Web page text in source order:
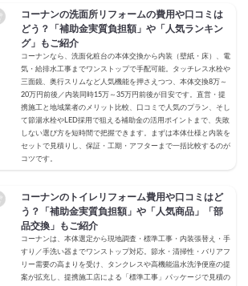
コーナンの洗面所リフォームの費用や口コミは
どう？「補助金実質負担額」や「人気ランキン
グ」もご紹介
コーナンなら、洗面化粧台の本体交換から内装（壁紙・床）、電
気・給排水工事までワンストップで手配可能。タッチレス水栓や
三面鏡、奥行スリムなど人気機能を押さえつつ、本体交換8万～
20万円前後／内装同時15万～35万円前後が目安です。直営・提
携施工と地域業者のメリット比較、口コミで人気のプラン、そし
て節湯水栓やLED採用で狙える補助金の活用ポイントまで、失敗
しない選び方を短時間で把握できます。まずは本体仕様と内装を
セットで見積りし、保証・工期・アフターまで一括比較するのが
コツです。
コーナンのトイレリフォーム費用や口コミはど
う？「補助金実質負担額」や「人気商品」「部
品交換」もご紹介
コーナンは、本体選定から現地調査・標準工事・内装張替え・手
すり／手洗い器までワンストップ対応。節水・清掃性・バリアフ
リー需要の高まりを受け、タンクレスや高機能温水洗浄便座の提
案が拡充し、提携施工店による「標準工事」パッケージで見積の